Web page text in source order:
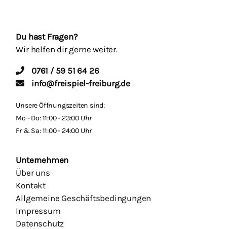
Du hast Fragen?
Wir helfen dir gerne weiter.
0761 / 59 51 64 26
info@freispiel-freiburg.de
Unsere Öffnungszeiten sind:
Mo - Do: 11:00 - 23:00 Uhr
Fr & Sa: 11:00 - 24:00 Uhr
Unternehmen
Über uns
Kontakt
Allgemeine Geschäftsbedingungen
Impressum
Datenschutz